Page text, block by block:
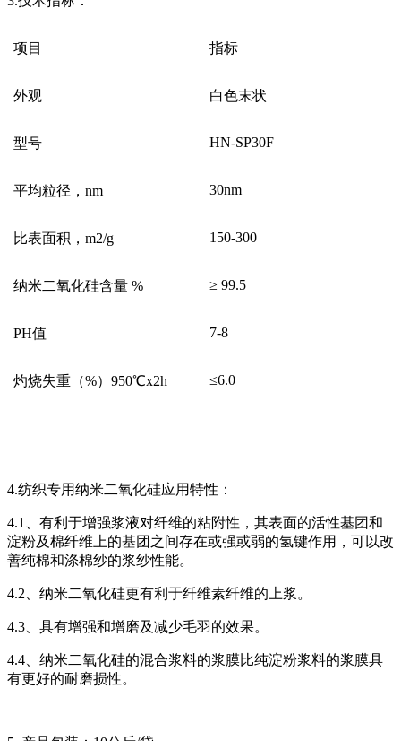
项目 指标
外观 白色末状
型号 HN-SP30F
平均粒径，nm 30nm
比表面积，m2/g 150-300
纳米二氧化硅含量 % ≥ 99.5
PH值 7-8
灼烧失重（%）950℃x2h ≤6.0
4.纺织专用纳米二氧化硅应用特性：
4.1、有利于增强浆液对纤维的粘附性，其表面的活性基团和
淀粉及棉纤维上的基团之间存在或强或弱的氢键作用，可以改
善纯棉和涤棉纱的浆纱性能。
4.2、纳米二氧化硅更有利于纤维素纤维的上浆。
4.3、具有增强和增磨及减少毛羽的效果。
4.4、纳米二氧化硅的混合浆料的浆膜比纯淀粉浆料的浆膜具
有更好的耐磨损性。